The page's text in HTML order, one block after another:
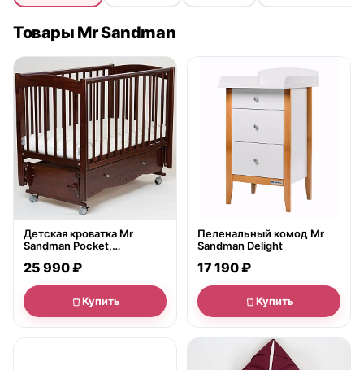
Товары Mr Sandman
● в наличии
Детская кроватка Mr
Sandman Pocket,
ящик
25 990 ₽
Купить
Пеленальный комод Mr
Sandman Delight
17 190 ₽
Купить
● в наличии